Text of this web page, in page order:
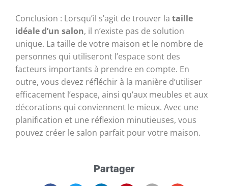
Conclusion : Lorsqu’il s’agit de trouver la taille
idéale d’un salon, il n’existe pas de solution
unique. La taille de votre maison et le nombre de
personnes qui utiliseront l’espace sont des
facteurs importants à prendre en compte. En
outre, vous devez réfléchir à la manière d’utiliser
efficacement l’espace, ainsi qu’aux meubles et aux
décorations qui conviennent le mieux. Avec une
planification et une réflexion minutieuses, vous
pouvez créer le salon parfait pour votre maison.
Partager